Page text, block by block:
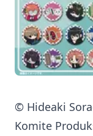
© Hideaki
Komite